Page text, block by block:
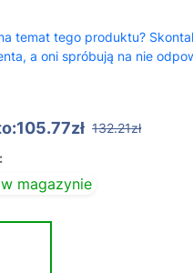
temat tego produktu?
a oni spróbują na nie
132.21zł
magazynie